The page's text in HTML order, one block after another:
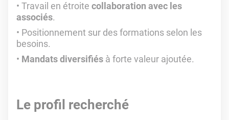
Travail en étroite collaboration avec les
associés.
Positionnement sur des formations selon les
besoins.
Mandats diversifiés à forte valeur ajoutée.
Le profil recherché